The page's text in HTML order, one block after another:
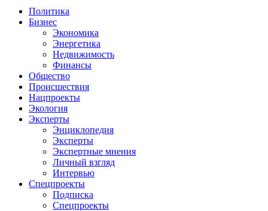
Политика
Бизнес
Экономика
Энергетика
Недвижимость
Финансы
Общество
Происшествия
Нацпроекты
Экология
Эксперты
Энциклопедия
Эксперты
Экспертные мнения
Личный взгляд
Интервью
Спецпроекты
Подписка
Спецпроекты